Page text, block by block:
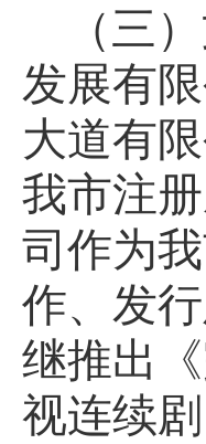
（三
发展有
大道有
我市注
司作为
作、发
继推出
视连续剧